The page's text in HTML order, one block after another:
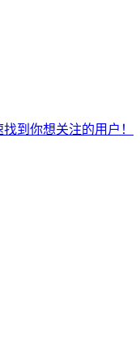
到你想关注的用户！